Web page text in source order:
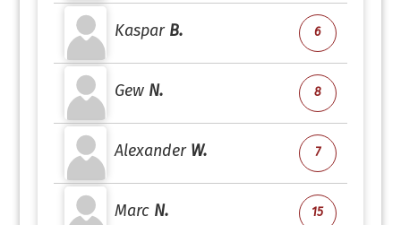
Kaspar B. 6
Gew N. 8
Alexander W. 7
Marc N. 15